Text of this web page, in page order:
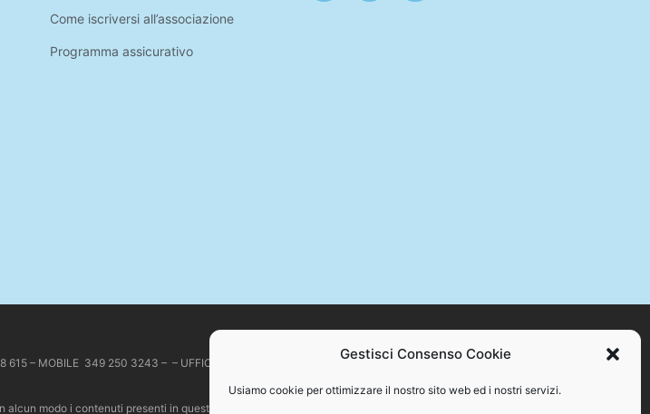
Gestisci Consenso Cookie
Usiamo cookie per ottimizzare il nostro sito web ed i nostri servizi.
Come iscriversi all’associazione
Programma assicurativo
615 – MOBILE 349 250 3243 – – UFFICIO STAMPA +39 328 384 2176 – C.F. 94086870717
modo i contenuti presenti in questo sito se non con espresso consenso scritto del proprietario.